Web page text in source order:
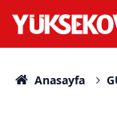
Anasayfa